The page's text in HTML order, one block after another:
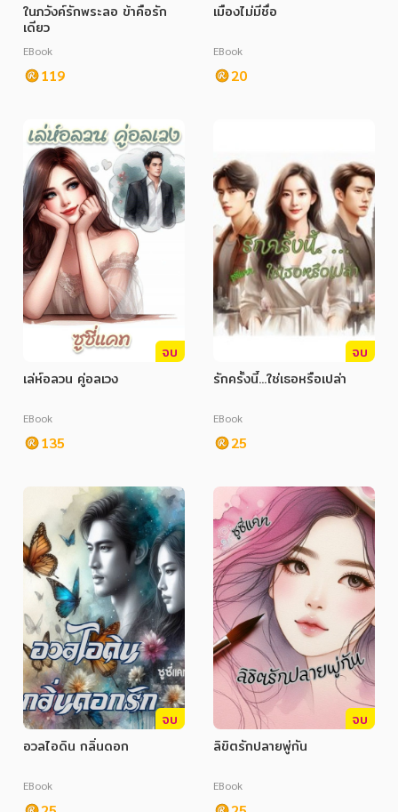
ในภวังค์รักพระลอ ข้าคือรัก
เดียว
EBook
119
เมืองไม่มีชื่อ
EBook
20
จบ
เล่ห์อลวน คู่อลเวง
EBook
135
จบ
รักครั้งนี้...ใช่เธอหรือเปล่า
EBook
25
จบ
อวลไอดิน กลิ่นดอก
EBook
จบ
ลิขิตรักปลายพู่กัน
EBook